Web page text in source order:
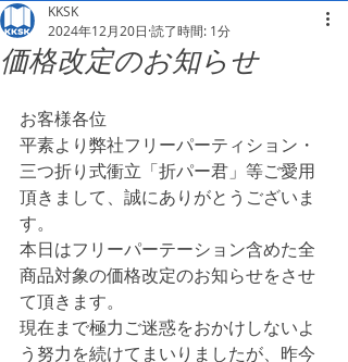
価格改定のお知らせ
KKSK
2024年12月20日 読了時間: 1分
お客様各位
平素より弊社フリーパーティション・
三つ折り式衝立「折パー君」等ご愛用
頂きまして、誠にありがとうございま
す。
本日はフリーパーテーション含めた全
商品対象の価格改定のお知らせをさせ
て頂きます。
現在まで極力ご迷惑をおかけしないよ
う努力を続けてまいりましたが、昨今